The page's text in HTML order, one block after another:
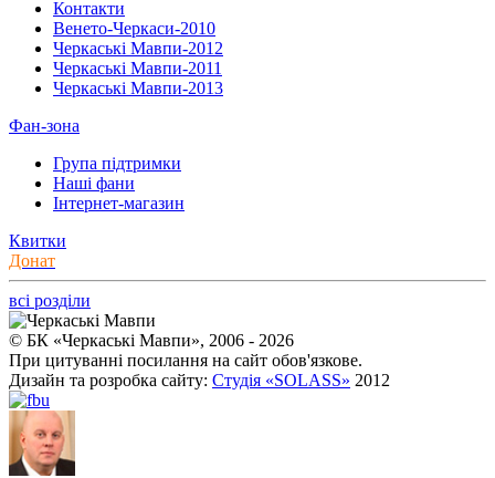
Контакти
Венето-Черкаси-2010
Черкаські Мавпи-2012
Черкаські Мавпи-2011
Черкаські Мавпи-2013
Фан-зона
Група підтримки
Наші фани
Інтернет-магазин
Квитки
Донат
всі розділи
© БК «Черкаські Мавпи», 2006 - 2026
При цитуванні посилання на сайт обов'язкове.
Дизайн та розробка сайту: Студія «SOLASS» 2012